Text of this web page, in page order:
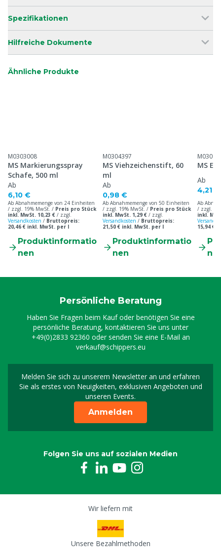
Spezifikationen
Hilfreiche Dokumente
Ähnliche Produkte
M0303008
MS Markierungsspray
Schafe, 500 ml
Ab
6,10 €
Ab Abnahmemenge von 24 Einheiten
/ zzgl. 19% MwSt. / Preis pro Stück
inkl. MwSt. 10,23 € / zzgl.
Versandkosten / Bruttopreis:
20,46 € inkl. MwSt. per l
Produktinformatio
nen
M0304397
MS Viehzeichenstift, 60
ml
Ab
0,98 €
Ab Abnahmemenge von 50 Einheiten
/ zzgl. 19% MwSt. / Preis pro Stück
inkl. MwSt. 1,29 € / zzgl.
Versandkosten / Bruttopreis:
21,50 € inkl. MwSt. per l
Produktinformatio
nen
MS
Ab
4,21 €
Ab
/ zzgl.
inkl.
15,94 €
Persönliche Beratung
Haben Sie Fragen beim Kauf oder benötigen Sie eine
persönliche Beratung, kontaktieren Sie uns unter
+49(0)2833 92360 oder senden Sie eine E-Mail an
verkauf@schippers.eu
Melden Sie sich zu unserem Newsletter an und erfahren
Sie als erstes von Neuigkeiten, exklusiven Angeboten und
unseren Events.
Melden Sie sich für
Anmelden
Folgen Sie uns auf sozialen Medien
Wir liefern mit
Unsere Bezahlmethoden